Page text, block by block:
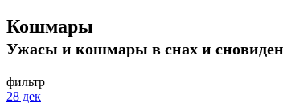
Кошмары
Ужасы и кошмары в снах и
фильтр
28 дек